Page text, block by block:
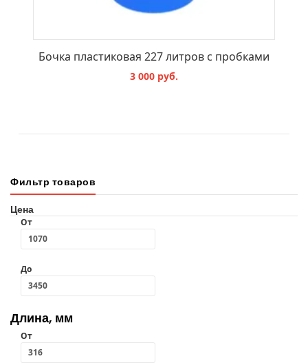
Бочка пластиковая 227 литров с пробками
3 000 руб.
Фильтр товаров
Цена
От
До
Длина, мм
От